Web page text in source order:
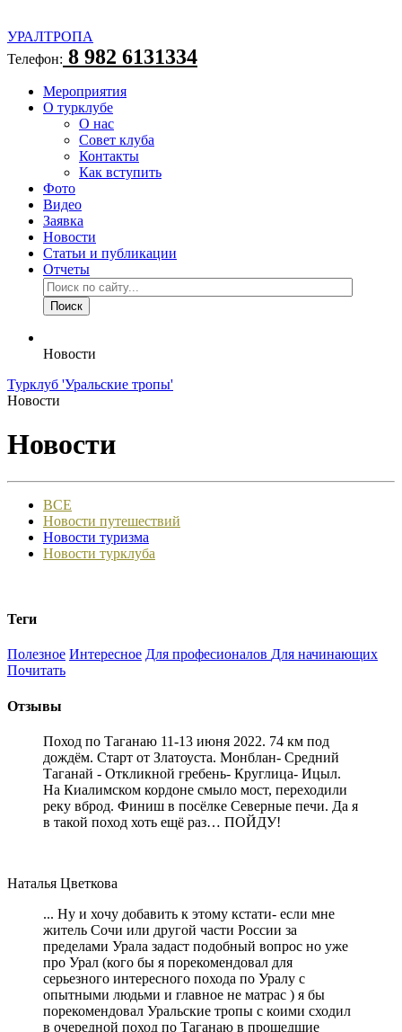
УРАЛТРОПА
Телефон: 8 982 6131334
Мероприятия
О турклубе
О нас
Совет клуба
Контакты
Как вступить
Фото
Видео
Заявка
Новости
Статьи и публикации
Отчеты
Новости
Турклуб 'Уральские тропы'
Новости
Новости
ВСЕ
Новости путешествий
Новости туризма
Новости турклуба
Теги
Полезное Интересное Для професионалов Для начинающих
Почитать
Отзывы
Поход по Таганаю 11-13 июня 2022. 74 км под
дождём. Старт от Златоуста. Монблан- Средний
Таганай - Откликной гребень- Круглица- Ицыл.
На Киалимском кордоне смыло мост, переходили
реку вброд. Финиш в посёлке Северные печи. Да я
в такой поход хоть ещё раз… ПОЙДУ!
Наталья Цветкова
... Ну и хочу добавить к этому кстати- если мне
житель Сочи или другой части России за
пределами Урала задаст подобный вопрос но уже
про Урал (кого бы я порекомендовал для
серьезного интересного похода по Уралу с
опытными людьми и главное не матрас ) я бы
порекомендовал Уральские тропы с коими сходил
в очередной поход по Таганаю в прошедшие